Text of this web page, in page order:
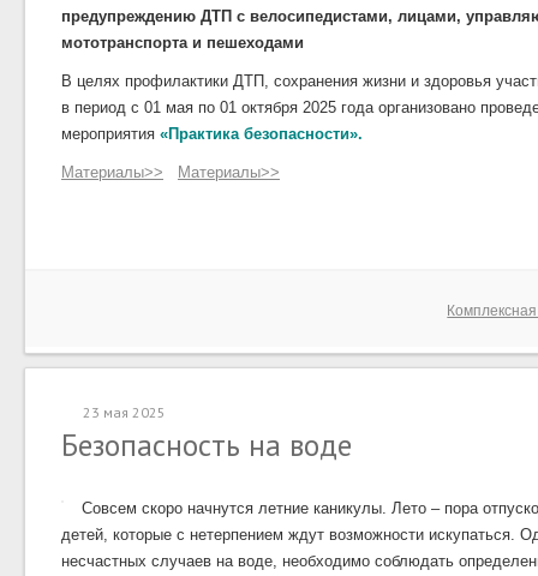
предупреждению ДТП с велосипедистами, лицами,
мототранспорта и пешеходами
В целях профилактики ДТП, сохранения жизни и здоровья
в период с 01 мая по 01 октября 2025 года организовано
мероприятия «Практика безопасности».
Материалы>> Материалы>>
23 мая 2025
Безопасность на воде
Совсем скоро начнутся летние каникулы. Лето – пора
детей, которые с нетерпением ждут возможности искупаться.
несчастных случаев на воде, необходимо соблюдать